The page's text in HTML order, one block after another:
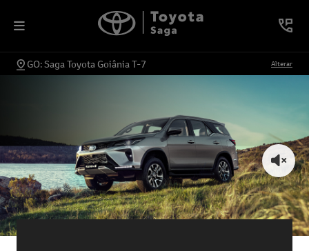
GO: Saga Toyota Goiânia T-7 Alterar